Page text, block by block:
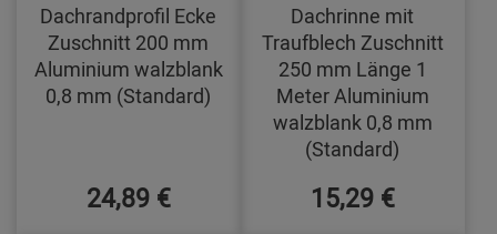
Dachrandprofil Ecke
Zuschnitt 200 mm
Aluminium walzblank
0,8 mm (Standard)
24,89 €
Dachrinne mit
Traufblech Zuschnitt
250 mm Länge 1
Meter Aluminium
walzblank 0,8 mm
(Standard)
15,29 €